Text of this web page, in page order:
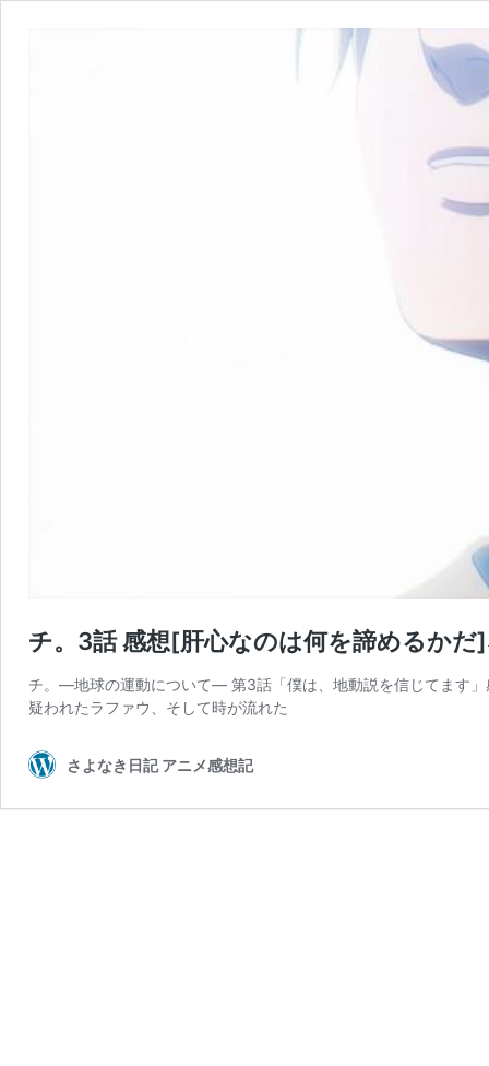
チ。3話 感想[肝心なのは何を諦めるか
チ。―地球の運動について― 第3話「僕は、地動説を信じてます」
疑われたラファウ、そして時が流れた
さよなき日記 アニメ感想記